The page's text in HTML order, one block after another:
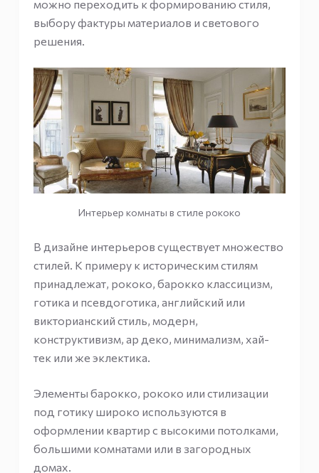
можно переходить к формированию стиля,
выбору фактуры материалов и светового
решения.
Интерьер комнаты в стиле рококо
В дизайне интерьеров существует множество
стилей. К примеру к историческим стилям
принадлежат, рококо, барокко классицизм,
готика и псевдоготика, английский или
викторианский стиль, модерн,
конструктивизм, ар деко, минимализм, хай-
тек или же эклектика.
Элементы барокко, рококо или стилизации
под готику широко используются в
оформлении квартир с высокими потолками,
большими комнатами или в загородных
домах.